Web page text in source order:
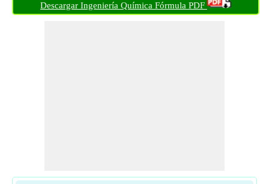
Descargar Ingeniería Química Fórmula PDF